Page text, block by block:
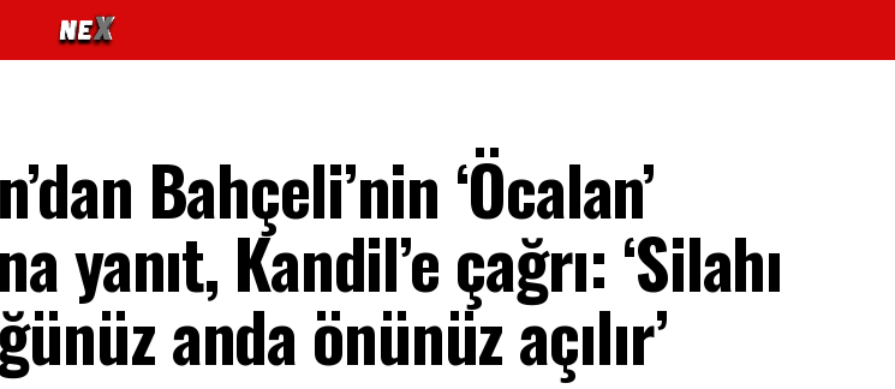
Bahçeli’nin ‘Öcalan’
yanıt, Kandil’e çağrı: ‘Silahı
anda önünüz açılır’